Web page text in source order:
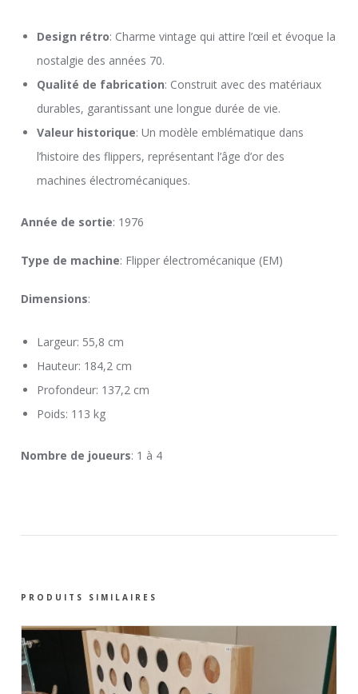
Design rétro: Charme vintage qui attire l’œil et évoque la
nostalgie des années 70.
Qualité de fabrication: Construit avec des matériaux
durables, garantissant une longue durée de vie.
Valeur historique: Un modèle emblématique dans
l’histoire des flippers, représentant l’âge d’or des
machines électromécaniques.
Année de sortie: 1976
Type de machine: Flipper électromécanique (EM)
Dimensions:
Largeur: 55,8 cm
Hauteur: 184,2 cm
Profondeur: 137,2 cm
Poids: 113 kg
Nombre de joueurs: 1 à 4
PRODUITS SIMILAIRES